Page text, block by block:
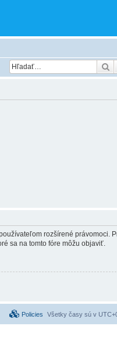
rozšírené právomoci.
sa na tomto fóre môžu objaviť.
Všetky časy sú v
Policies